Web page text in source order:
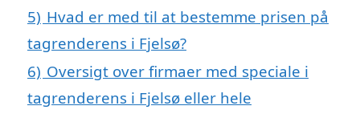
5) Hvad er med til at bestemme prisen på
tagrenderens i Fjelsø?
6) Oversigt over firmaer med speciale i
tagrenderens i Fjelsø eller hele